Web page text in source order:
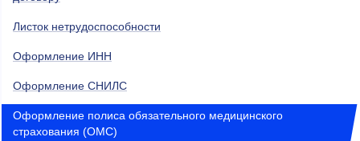
Листок нетрудоспособности
Оформление ИНН
Оформление СНИЛС
Оформление полиса обязательного медицинского
страхования (ОМС)